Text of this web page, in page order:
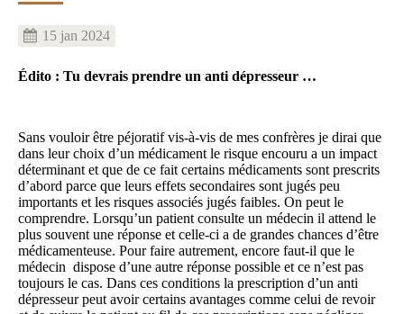
15 jan 2024
Édito : Tu devrais prendre un anti dépresseur …
Sans vouloir être péjoratif vis-à-vis de mes confrères je dirai que
dans leur choix d’un médicament le risque encouru a un impact
déterminant et que de ce fait certains médicaments sont prescrits
d’abord parce que leurs effets secondaires sont jugés peu
importants et les risques associés jugés faibles. On peut le
comprendre. Lorsqu’un patient consulte un médecin il attend le
plus souvent une réponse et celle-ci a de grandes chances d’être
médicamenteuse. Pour faire autrement, encore faut-il que le
médecin dispose d’une autre réponse possible et ce n’est pas
toujours le cas. Dans ces conditions la prescription d’un anti
dépresseur peut avoir certains avantages comme celui de revoir